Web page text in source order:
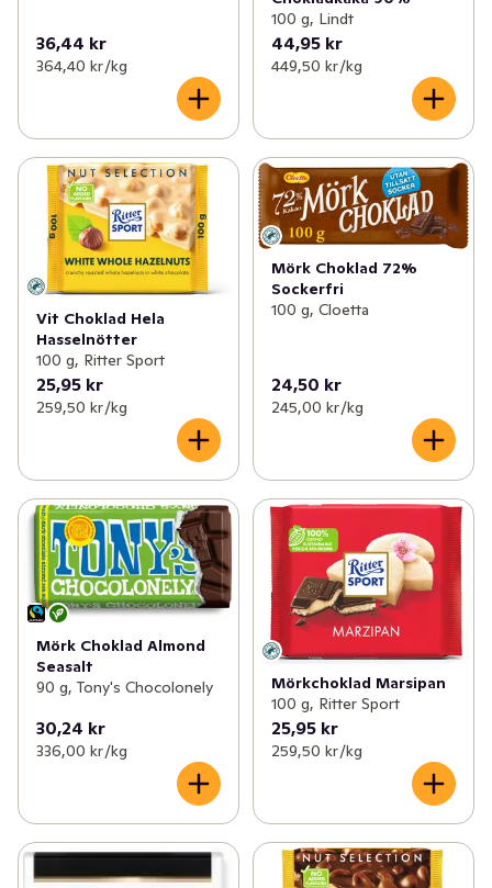
36,44 kr
364,40 kr /kg
100 g, Lindt
44,95 kr
449,50 kr /kg
Vit Choklad Hela
Hasselnötter
100 g, Ritter Sport
25,95 kr
259,50 kr /kg
Mörk Choklad 72%
Sockerfri
100 g, Cloetta
24,50 kr
245,00 kr /kg
Mörk Choklad Almond
Seasalt
90 g, Tony's Chocolonely
30,24 kr
336,00 kr /kg
Mörkchoklad Marsipan
100 g, Ritter Sport
25,95 kr
259,50 kr /kg